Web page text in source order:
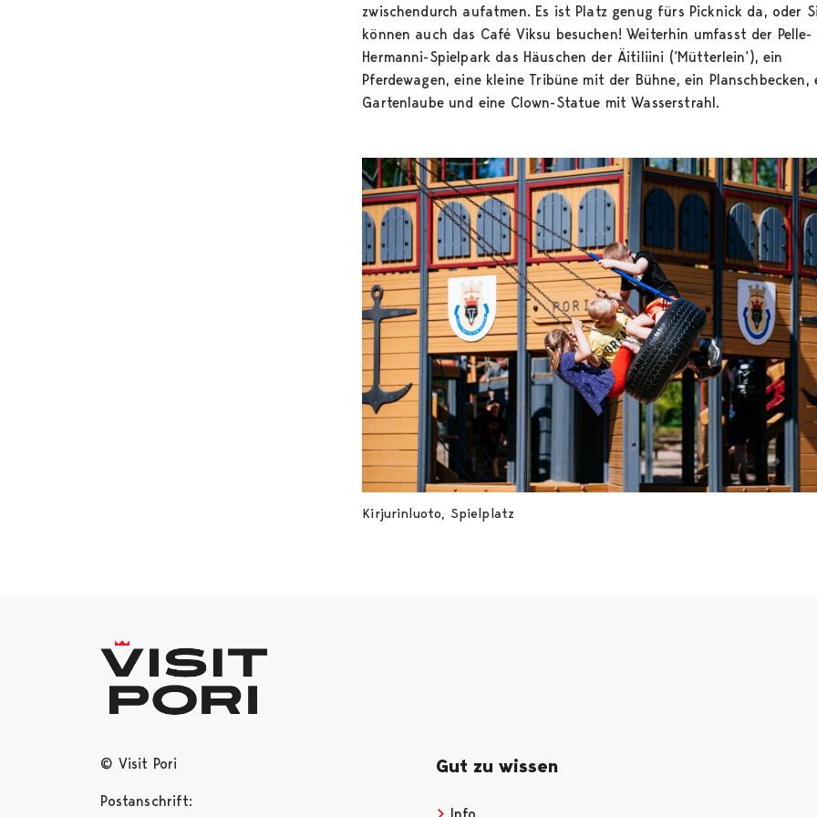
zwischendurch aufatmen. Es ist Platz genug fürs Picknick da, oder
können auch das Café Viksu besuchen! Weiterhin umfasst der Pelle-
Hermanni-Spielpark das Häuschen der Äitiliini (‘Mütterlein‘), ein
Pferdewagen, eine kleine Tribüne mit der Bühne, ein Planschbecken,
Gartenlaube und eine Clown-Statue mit Wasserstrahl.
Kirjurinluoto, Spielplatz
© Visit Pori
Postanschrift:
Gut zu wissen
Info